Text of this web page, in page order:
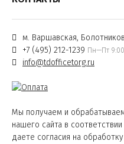
м. Варшавская,
+7 (495) 212-1239 Пн—Пт
info@tdofficetorg.ru
Мы получаем и
нашего сайта в соответствии
даете согласия на